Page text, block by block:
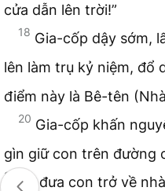
cửa dẫn lên trời!”
18 Gia-cốp dậy sớm,
lên làm trụ kỷ niệm, đổ
điểm này là Bê-tên
20 Gia-cốp khấn
gìn giữ con trên đường
21
và đưa con trở về